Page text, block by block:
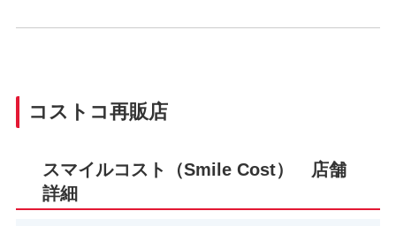
コストコ再販店
スマイルコスト（Smile Cost） 店舗
詳細